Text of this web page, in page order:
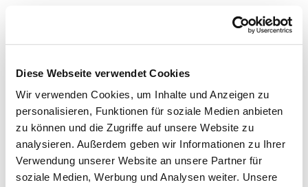
Diese Webseite verwendet Cookies
Wir verwenden Cookies, um Inhalte und Anzeigen zu
personalisieren, Funktionen für soziale Medien anbieten
zu können und die Zugriffe auf unsere Website zu
analysieren. Außerdem geben wir Informationen zu Ihrer
Verwendung unserer Website an unsere Partner für
soziale Medien, Werbung und Analysen weiter. Unsere